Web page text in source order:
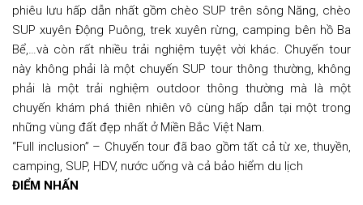
phiêu lưu hấp dẫn nhất gồm chèo SUP trên sông Năng, chèo
SUP xuyên Động Puông, trek xuyên rừng, camping bên hồ Ba
Bể,…và còn rất nhiều trải nghiệm tuyệt vời khác. Chuyến tour
này không phải là một chuyến SUP tour thông thường, không
phải là một trải nghiệm outdoor thông thường mà là một
chuyến khám phá thiên nhiên vô cùng hấp dẫn tại một trong
những vùng đất đẹp nhất ở Miền Bắc Việt Nam.
“Full inclusion” – Chuyến tour đã bao gồm tất cả từ xe, thuyền,
camping, SUP, HDV, nước uống và cả bảo hiểm du lịch
ĐIỂM NHẤN